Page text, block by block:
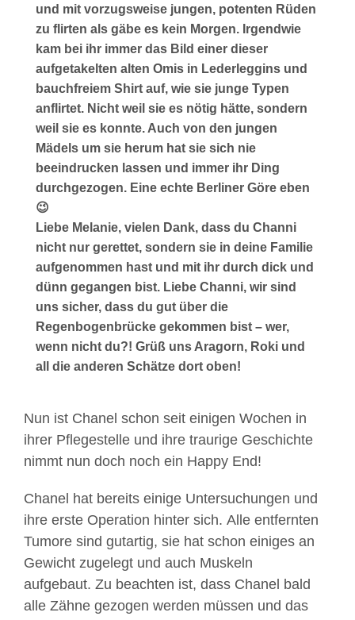
und mit vorzugsweise jungen, potenten Rüden
zu flirten als gäbe es kein Morgen. Irgendwie
kam bei ihr immer das Bild einer dieser
aufgetakelten alten Omis in Lederleggins und
bauchfreiem Shirt auf, wie sie junge Typen
anflirtet. Nicht weil sie es nötig hätte, sondern
weil sie es konnte. Auch von den jungen
Mädels um sie herum hat sie sich nie
beeindrucken lassen und immer ihr Ding
durchgezogen. Eine echte Berliner Göre eben
😉
Liebe Melanie, vielen Dank, dass du Channi
nicht nur gerettet, sondern sie in deine Familie
aufgenommen hast und mit ihr durch dick und
dünn gegangen bist. Liebe Channi, wir sind
uns sicher, dass du gut über die
Regenbogenbrücke gekommen bist – wer,
wenn nicht du?! Grüß uns Aragorn, Roki und
all die anderen Schätze dort oben!
Nun ist Chanel schon seit einigen Wochen in
ihrer Pflegestelle und ihre traurige Geschichte
nimmt nun doch noch ein Happy End!
Chanel hat bereits einige Untersuchungen und
ihre erste Operation hinter sich. Alle entfernten
Tumore sind gutartig, sie hat schon einiges an
Gewicht zugelegt und auch Muskeln
aufgebaut. Zu beachten ist, dass Chanel bald
alle Zähne gezogen werden müssen und das